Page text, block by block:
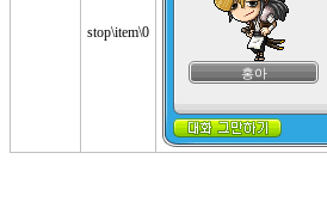
stop\item\0
홍아